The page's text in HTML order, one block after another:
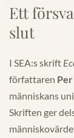
Ett
slut
I SEA:s skrift
författaren
människans
Skriften ger